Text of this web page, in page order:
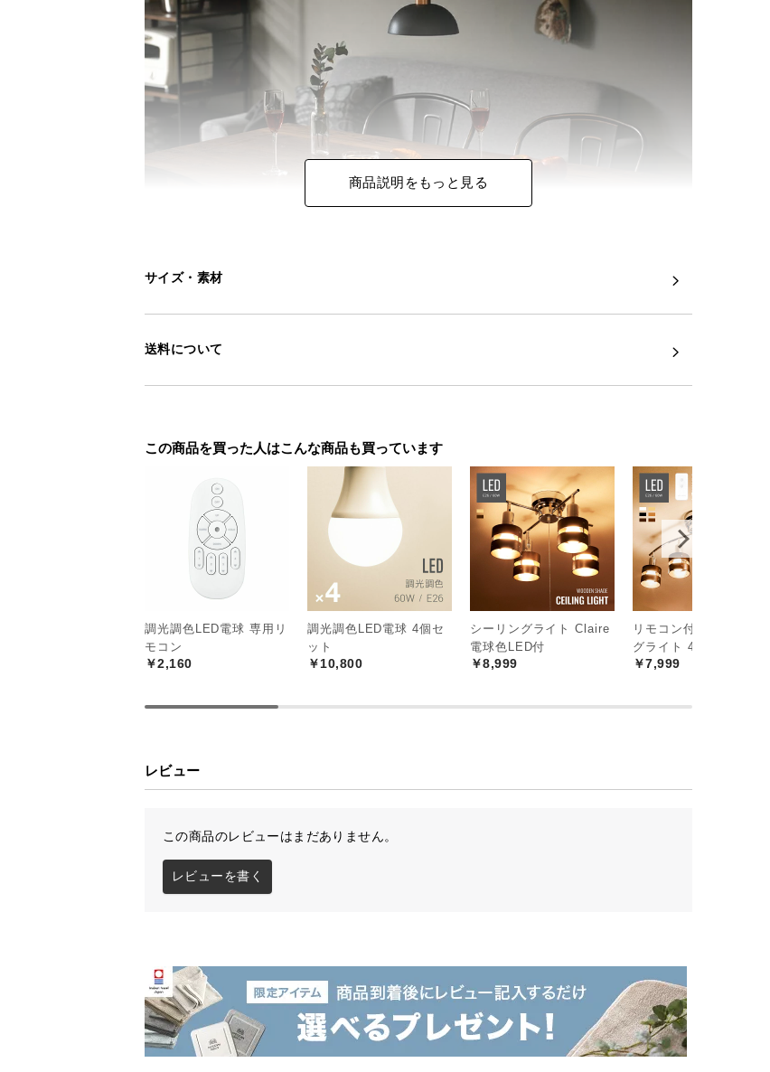
ブロンズのソケットは細い線状の模様を入れたヘアライン加工を施し、重厚感
のある風合いに仕上げました。
光を拡散させるシェード
シェードの内側は光を反射させるホワイトカラーに。より効率良く光を拡散さ
せます。
商品説明をもっと見る
サイズ・素材
送料について
この商品を買った人はこんな商品も買っています
調光調色LED電球 専用リ
モコン
￥2,160
調光調色LED電球 4個セ
ット
￥10,800
シーリングライト Claire
電球色LED付
￥8,999
リモコン付 LEDシーリン
グライト 4灯タイプ
￥7,999
レビュー
この商品のレビューはまだありません。
レビューを書く